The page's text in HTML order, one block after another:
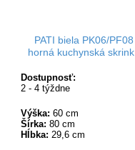
PATI biela PK06/PF08
horná kuchynská skrinka
Dostupnosť:
2 - 4 týždne
Výška: 60 cm
Šírka: 80 cm
Hĺbka: 29,6 cm